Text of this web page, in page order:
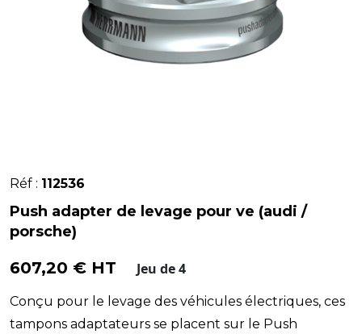
Réf : 112536
Push adapter de levage pour ve (audi /
porsche)
607,20 € HT Jeu de 4
Conçu pour le levage des véhicules électriques, ces
tampons adaptateurs se placent sur le Push